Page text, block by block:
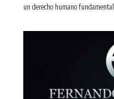
un derecho humano fundamental.